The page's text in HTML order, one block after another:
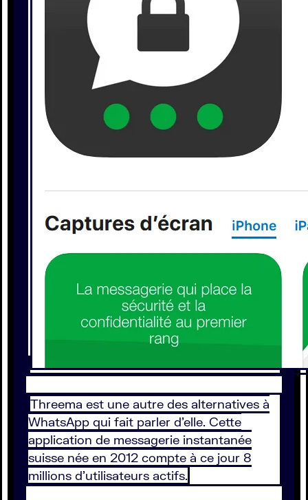
Threema est une autre des alternatives à
WhatsApp qui fait parler d’elle. Cette
application de messagerie instantanée
suisse née en 2012 compte à ce jour 8
millions d'utilisateurs actifs.